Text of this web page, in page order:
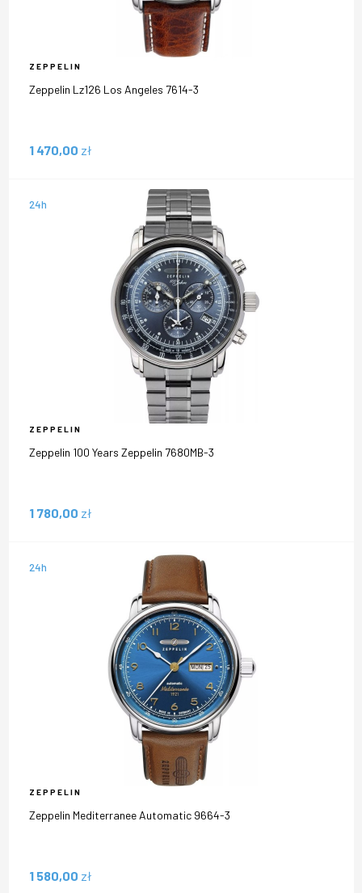
ZEPPELIN
Zeppelin Lz126 Los Angeles 7614-3
1 470,00 zł
24h
ZEPPELIN
Zeppelin 100 Years Zeppelin 7680MB-3
1 780,00 zł
24h
ZEPPELIN
Zeppelin Mediterranee Automatic 9664-3
1 580,00 zł